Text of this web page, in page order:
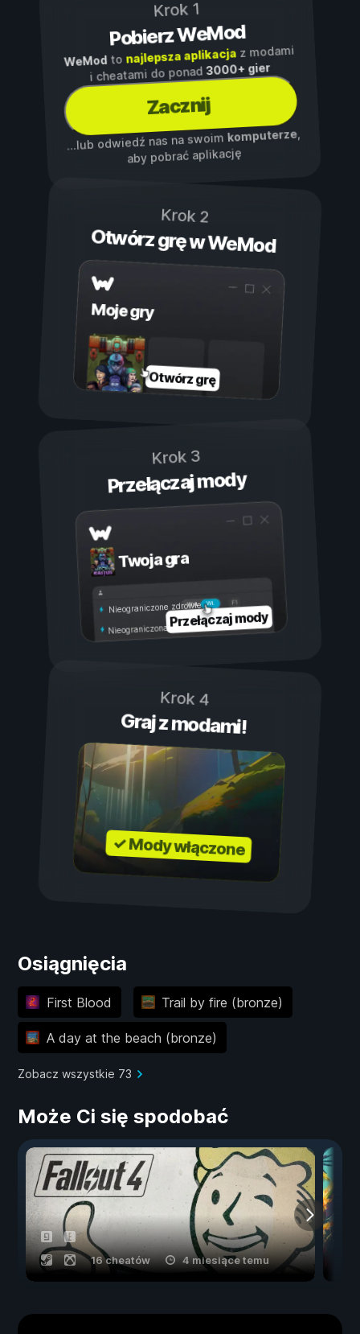
Krok 1
Pobierz WeMod
WeModto najlepsza aplikacjaz modami
i cheatami do ponad3000+ gier
Zacznij
...lub odwiedź nas na swoim komputerze,
aby pobrać aplikację
Krok 2
Otwórz grę w WeMod
Moje gry
Otwórz grę
Krok 3
Przełączaj mody
Twoja gra
Wł.
Wył.
Nieograniczone zdrowie
Nieograniczona wytrzymałość
Przełączaj mody
Krok 4
Graj z modami!
✓ Mody włączone
Osiągnięcia
First Blood Trail by fire (bronze)
A day at the beach (bronze)
Zobacz wszystkie 73
Może Ci się spodobać
16 cheatów 4 miesiące temu